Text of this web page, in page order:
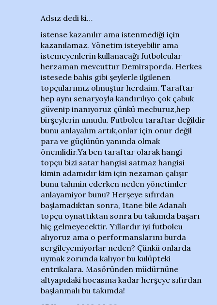
Adsız dedi ki…
istense kazanılır ama istenmediği için
kazanılamaz. Yönetim isteyebilir ama
istemeyenlerin kullanacağı futbolcular
herzaman mevcuttur Demirsporda. Herkes
istesede bahis gibi şeylerle ilgilenen
topçularımız olmuştur herdaim. Taraftar
hep aynı senaryoyla kandırılıyo çok çabuk
güvenip inanıyoruz çünkü mecburuz,hep
birşeylerin umudu. Futbolcu taraftar değildir
bunu anlayalım artık,onlar için onur değil
para ve güçlünün yanında olmak
önemlidir.Ya ben taraftar olarak hangi
topçu bizi satar hangisi satmaz hangisi
kimin adamıdır kim için nezaman çalışır
bunu tahmin ederken neden yönetimler
anlayamiyor bunu? Herşeye sıfırdan
başlamadıktan sonra, 1tane bile Adanalı
topçu oynattıktan sonra bu takımda başarı
hiç gelmeyecektir. Yıllardır iyi futbolcu
alıyoruz ama o performanslarını burda
sergileyemiyorlar neden? Çünkü onlarda
uymak zorunda kalıyor bu kulüpteki
entrikalara. Masöründen müdürnüne
altyapıdaki hocasına kadar herşeye sıfırdan
başlanmalı bu takımda!